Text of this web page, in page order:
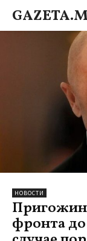
НОВОСТИ
Пригожин
фронта